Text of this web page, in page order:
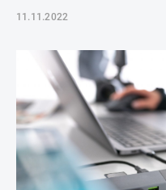
11.11.2022